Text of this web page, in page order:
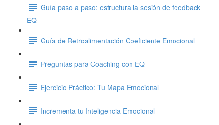
Guía paso a paso: estructura la sesión de feedback
EQ
Guía de Retroalimentación Coeficiente Emocional
Preguntas para Coaching con EQ
Ejercicio Práctico: Tu Mapa Emocional
Incrementa tu Inteligencia Emocional